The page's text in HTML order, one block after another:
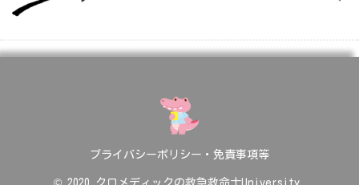
プライバシーポリシー・免責事項等
© 2020 クロメディックの救急救命士University.